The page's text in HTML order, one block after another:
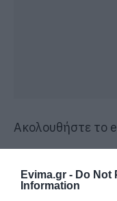
Evima.gr - Do Not
Information
Ακολουθήστε το
Διαβάστε όλες τις